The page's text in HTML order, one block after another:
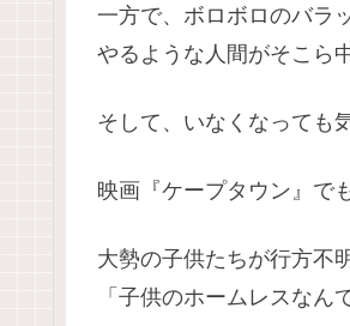
一方で、ボロボロのバラ
やるような人間がそこら
そして、いなくなっても
映画『ケープタウン』で
大勢の子供たちが行方不
「子供のホームレスなん